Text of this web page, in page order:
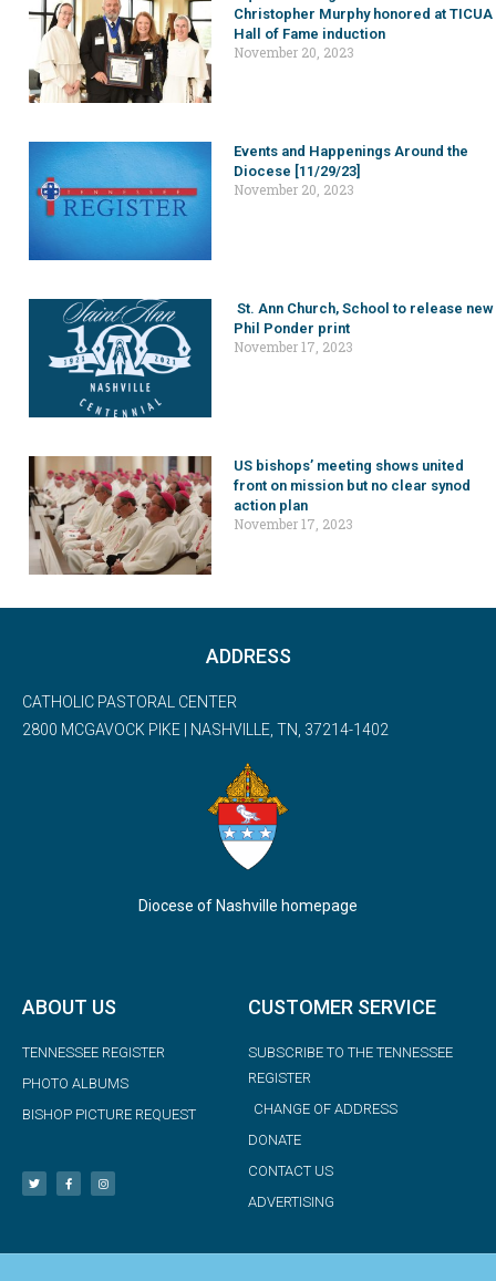
Christopher Murphy honored at TICUA
Hall of Fame induction
November 20, 2023
Events and Happenings Around the
Diocese [11/29/23]
November 20, 2023
St. Ann Church, School to release new
Phil Ponder print
November 17, 2023
US bishops’ meeting shows united
front on mission but no clear synod
action plan
November 17, 2023
ADDRESS
CATHOLIC PASTORAL CENTER
2800 MCGAVOCK PIKE | NASHVILLE, TN, 37214-1402
Diocese of Nashville homepage
ABOUT US
TENNESSEE REGISTER
PHOTO ALBUMS
BISHOP PICTURE REQUEST
CUSTOMER SERVICE
SUBSCRIBE TO THE TENNESSEE
REGISTER
CHANGE OF ADDRESS
DONATE
CONTACT US
ADVERTISING